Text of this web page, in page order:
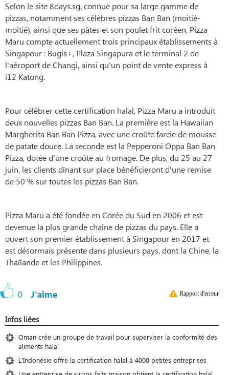
Selon le site 8days.sg, connue pour sa large gamme de
pizzas, notamment ses célèbres pizzas Ban Ban (moitié-
moitié), ainsi que ses pâtes et son poulet frit coréen, Pizza
Maru compte actuellement trois principaux établissements à
Singapour : Bugis+, Plaza Singapura et le terminal 2 de
l'aéroport de Changi, ainsi qu'un point de vente express à
i12 Katong.
Pour célébrer cette certification halal, Pizza Maru a introduit
deux nouvelles pizzas Ban Ban. La première est la Hawaiian
Margherita Ban Ban Pizza, avec une croûte farcie de mousse
de patate douce. La seconde est la Pepperoni Oppa Ban Ban
Pizza, dotée d'une croûte au fromage. De plus, du 25 au 27
juin, les clients dînant sur place bénéficieront d'une remise
de 50 % sur toutes les pizzas Ban Ban.
Pizza Maru a été fondée en Corée du Sud en 2006 et est
devenue la plus grande chaîne de pizzas du pays. Elle a
ouvert son premier établissement à Singapour en 2017 et
est désormais présente dans plusieurs pays, dont la Chine, la
Thaïlande et les Philippines.
0 J'aime Rapport d'erreur
Infos liées
Oman crée un groupe de travail pour superviser la conformité des
aliments halal
L’Indonésie offre la certification halal à 4000 petites entreprises